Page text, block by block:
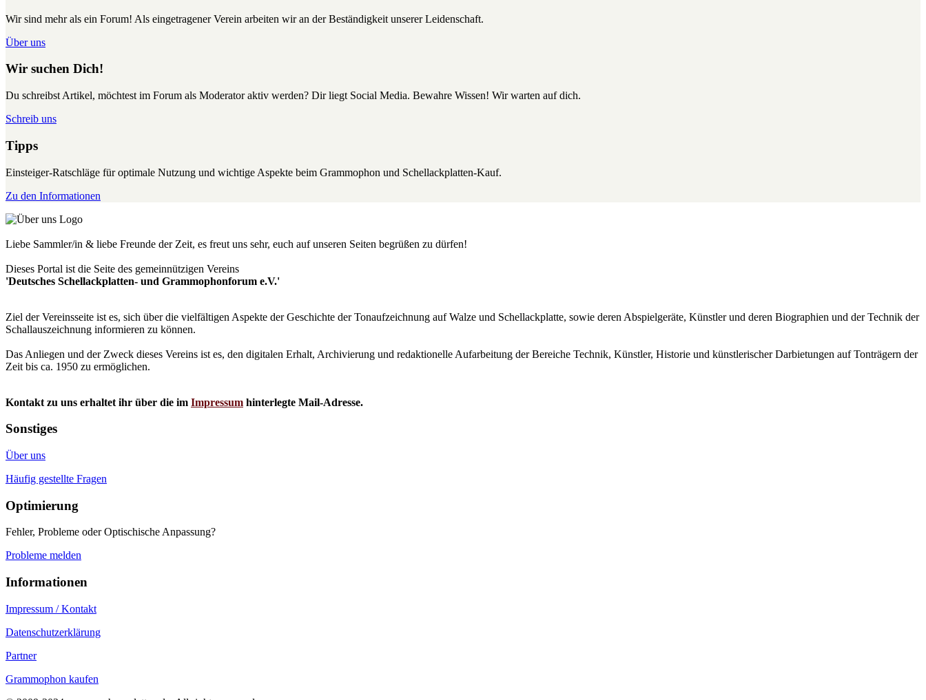
Wir sind mehr als ein Forum! Als eingetragener Verein arbeiten wir an der Beständigkeit unserer Leidenschaft.
Über uns
Wir suchen Dich!
Du schreibst Artikel, möchtest im Forum als Moderator aktiv werden? Dir liegt Social Media. Bewahre Wissen! Wir warten auf dich.
Schreib uns
Tipps
Einsteiger-Ratschläge für optimale Nutzung und wichtige Aspekte beim Grammophon und Schellackplatten-Kauf.
Zu den Informationen
Liebe Sammler/in & liebe Freunde der Zeit, es freut uns sehr, euch auf unseren Seiten begrüßen zu dürfen!
Dieses Portal ist die Seite des gemeinnützigen Vereins
'Deutsches Schellackplatten- und Grammophonforum e.V.'
Ziel der Vereinsseite ist es, sich über die vielfältigen Aspekte der Geschichte der Tonaufzeichnung auf Walze und Schellackplatte, sowie deren Abspielgeräte, Künstler und deren Biographien und der Technik der
Schallauszeichnung informieren zu können.
Das Anliegen und der Zweck dieses Vereins ist es, den digitalen Erhalt, Archivierung und redaktionelle Aufarbeitung der Bereiche Technik, Künstler, Historie und künstlerischer Darbietungen auf Tonträgern der
Zeit bis ca. 1950 zu ermöglichen.
Kontakt zu uns erhaltet ihr über die im Impressum hinterlegte Mail-Adresse.
Sonstiges
Über uns
Häufig gestellte Fragen
Optimierung
Fehler, Probleme oder Optischische Anpassung?
Probleme melden
Informationen
Impressum / Kontakt
Datenschutzerklärung
Partner
Grammophon kaufen